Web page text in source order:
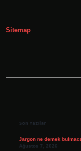
Sitemap
Son Yazılar
Jargon ne demek
Ağustos 7, 2026